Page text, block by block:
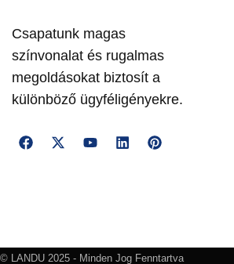
Csapatunk magas
színvonalat és rugalmas
megoldásokat biztosít a
különböző ügyféligényekre.
© LANDU 2025 - Minden Jog Fenntartva